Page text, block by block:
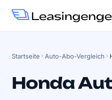
Startseite Auto-Abo-Vergleich
Honda